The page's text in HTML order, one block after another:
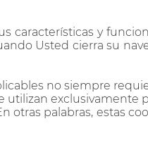
características y
Usted cierra su
no siempre
utilizan
otras palabras, estas